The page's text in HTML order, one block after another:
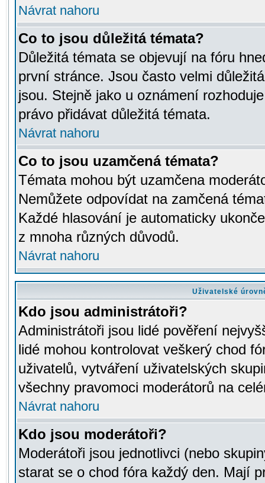
Návrat nahoru
Co to jsou důležitá témata?
Důležitá témata se objevují na fóru
první stránce. Jsou často velmi
jsou. Stejně jako u oznámení
právo přidávat důležitá témata.
Návrat nahoru
Co to jsou uzamčená témata?
Témata mohou být uzamčena
Nemůžete odpovídat na zamčená
Každé hlasování je automaticky
z mnoha různých důvodů.
Návrat nahoru
Uživatelské
Kdo jsou administrátoři?
Administrátoři jsou lidé pověření
lidé mohou kontrolovat veškerý chod
uživatelů, vytváření uživatelských
všechny pravomoci moderátorů na
Návrat nahoru
Kdo jsou moderátoři?
Moderátoři jsou jednotlivci (nebo
starat se o chod fóra každý den. Mají